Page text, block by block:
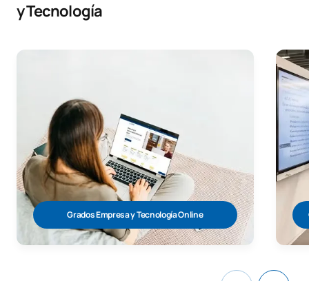
y Tecnología
Grados Empresa y Tecnología Online